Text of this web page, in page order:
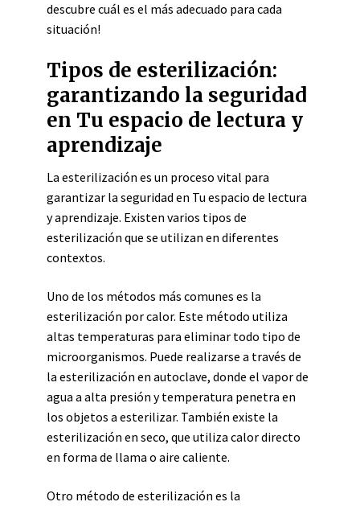
descubre cuál es el más adecuado para cada
situación!
Tipos de esterilización:
garantizando la seguridad
en Tu espacio de lectura y
aprendizaje
La esterilización es un proceso vital para
garantizar la seguridad en Tu espacio de lectura
y aprendizaje. Existen varios tipos de
esterilización que se utilizan en diferentes
contextos.
Uno de los métodos más comunes es la
esterilización por calor. Este método utiliza
altas temperaturas para eliminar todo tipo de
microorganismos. Puede realizarse a través de
la esterilización en autoclave, donde el vapor de
agua a alta presión y temperatura penetra en
los objetos a esterilizar. También existe la
esterilización en seco, que utiliza calor directo
en forma de llama o aire caliente.
Otro método de esterilización es la